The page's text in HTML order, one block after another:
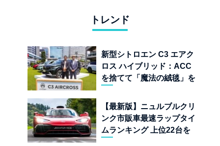
トレンド
新型シトロエン C3 エアク
ロス ハイブリッド：ACC
を捨てて「魔法の絨毯」を
児
【最新版】ニュルブルクリ
ンク市販車最速ラップタイ
ムランキング 上位22台を